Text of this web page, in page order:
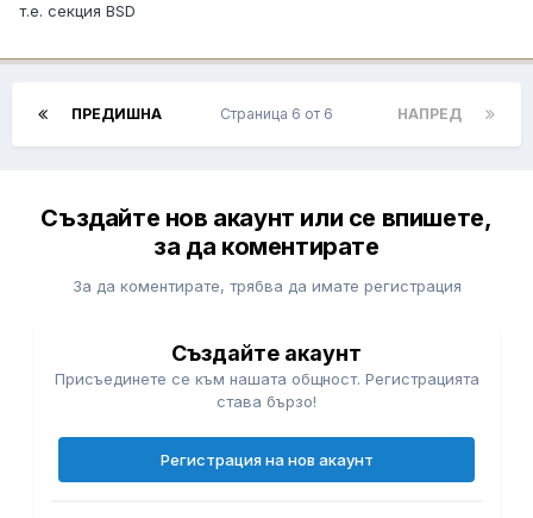
т.е. секция BSD
ПРЕДИШНА НАПРЕД
Страница 6 от 6
Създайте нов акаунт или се впишете,
за да коментирате
За да коментирате, трябва да имате регистрация
Създайте акаунт
Присъединете се към нашата общност. Регистрацията
става бързо!
Регистрация на нов акаунт